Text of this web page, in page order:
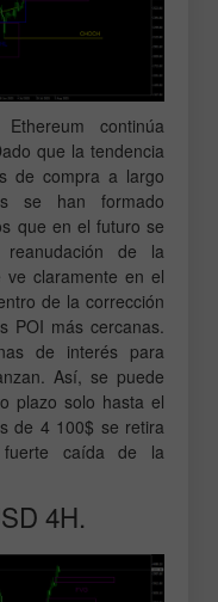
continúa
que la tendencia
de compra a largo
se han formado
que en el futuro se
de la
ve claramente en el
de la corrección
POI más cercanas.
de interés para
Así, se puede
plazo solo hasta el
de 4 100$ se retira
caída de la
4H.